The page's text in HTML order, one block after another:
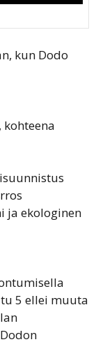
kun Dodo
ja ekologinen
5 ellei muuta